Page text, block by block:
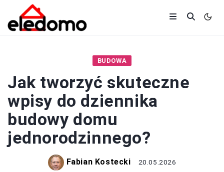
BUDOWA
Jak tworzyć skuteczne
wpisy do dziennika
budowy domu
jednorodzinnego?
Fabian Kostecki 20.05.2026